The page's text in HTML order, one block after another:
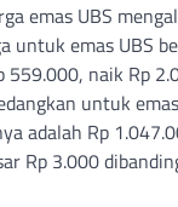
emas UBS
untuk emas UBS
559.000, naik Rp
untuk
adalah Rp
Rp 3.000